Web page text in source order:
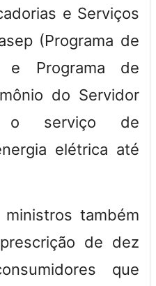
e Serviços
(Programa de
e Programa de
do Servidor
o serviço de
elétrica até
também
de dez
que